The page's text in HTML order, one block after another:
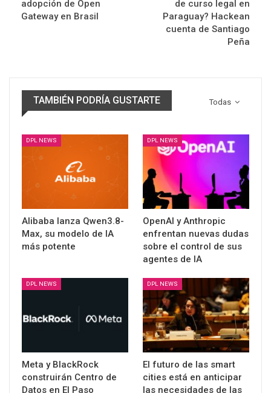
adopción de Open
Gateway en Brasil
de curso legal en
Paraguay? Hackean
cuenta de Santiago
Peña
Todas
TAMBIÉN PODRÍA GUSTARTE
DPL NEWS
Alibaba lanza Qwen3.8-
Max, su modelo de IA
más potente
DPL NEWS
OpenAI y Anthropic
enfrentan nuevas dudas
sobre el control de sus
agentes de IA
DPL NEWS
Meta y BlackRock
construirán Centro de
Datos en El Paso
DPL NEWS
El futuro de las smart
cities está en anticipar
las necesidades de las